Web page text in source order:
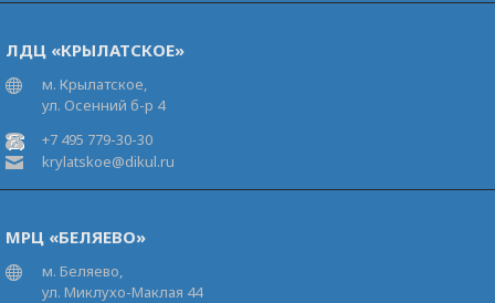
ЛДЦ «КРЫЛАТСКОЕ»
м. Крылатское,
ул. Осенний б-р 4
+7 495 779-30-30
krylatskoe@dikul.ru
МРЦ «БЕЛЯЕВО»
м. Беляево,
ул. Миклухо-Маклая 44